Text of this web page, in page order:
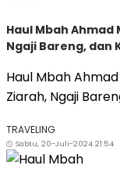
Haul Mbah Ahmad
Ngaji Bareng, dan
Haul Mbah
Ziarah, Ngaji
TRAVELING
Sabtu, 20-Juli-2024 21:54